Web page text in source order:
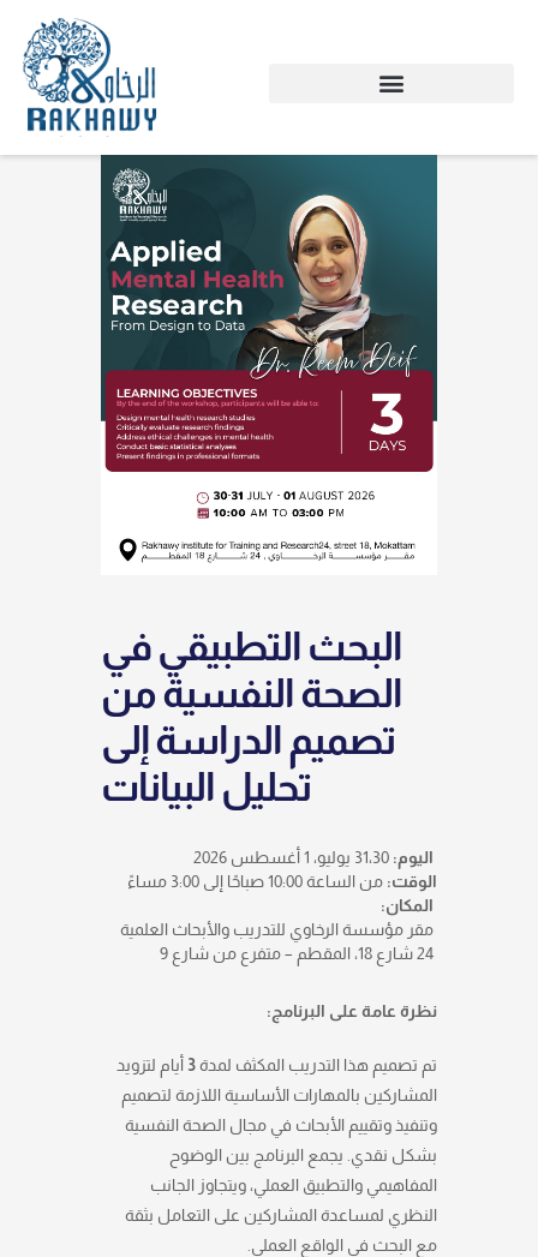
content
البحث التطبيقي في
الصحة النفسية من
تصميم الدراسة إلى
تحليل البيانات
اليوم:
الوقت: من الساعة 10:00 صباحًا إلى 3:00 مساءً
المكان:
مقر مؤسسة الرخاوي للتدريب والأبحاث العلمية
نظرة عامة على البرنامج:
تم تصميم هذا التدريب المكثف لمدة3أيام لتزويد
المشاركين بالمهارات الأساسية اللازمة لتصميم
وتنفيذ وتقييم الأبحاث في مجال الصحة النفسية
بشكل نقدي. يجمع البرنامج بين الوضوح
المفاهيمي والتطبيق العملي، ويتجاوز الجانب
النظري لمساعدة المشاركين على التعامل بثقة
مع البحث في الواقع العملي.